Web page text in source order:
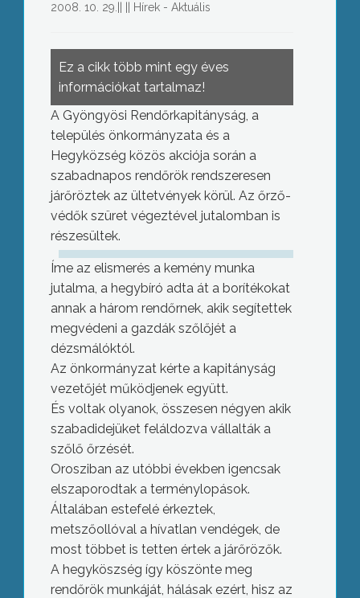
2008. 10. 29. Hírek - Aktuális
Ez a cikk több mint egy éves
információkat tartalmaz!
A Gyöngyösi Rendőrkapitányság, a
település önkormányzata és a
Hegyközség közös akciója során a
szabadnapos rendőrök rendszeresen
járőröztek az ültetvények körül. Az őrző-
védők szüret végeztével jutalomban is
részesültek.
Íme az elismerés a kemény munka
jutalma, a hegybíró adta át a borítékokat
annak a három rendőrnek, akik segítettek
megvédeni a gazdák szőlőjét a
dézsmálóktól.
Az önkormányzat kérte a kapitányság
vezetőjét működjenek együtt.
És voltak olyanok, összesen négyen akik
szabadidejüket feláldozva vállalták a
szőlő őrzését.
Orosziban az utóbbi években igencsak
elszaporodtak a terménylopások.
Általában estefelé érkeztek,
metszőollóval a hívatlan vendégek, de
most többet is tetten értek a járőrözők.
A hegyköszség így köszönte meg
rendőrök munkáját, hálásak ezért, hisz az